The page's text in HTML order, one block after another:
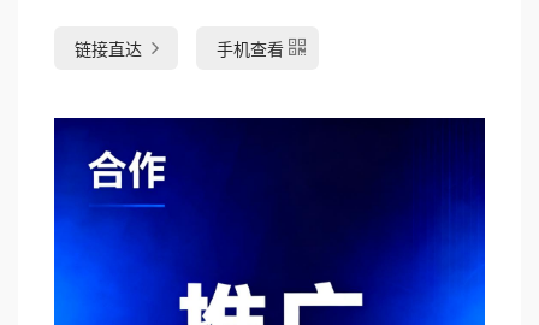
链接直达 手机查看